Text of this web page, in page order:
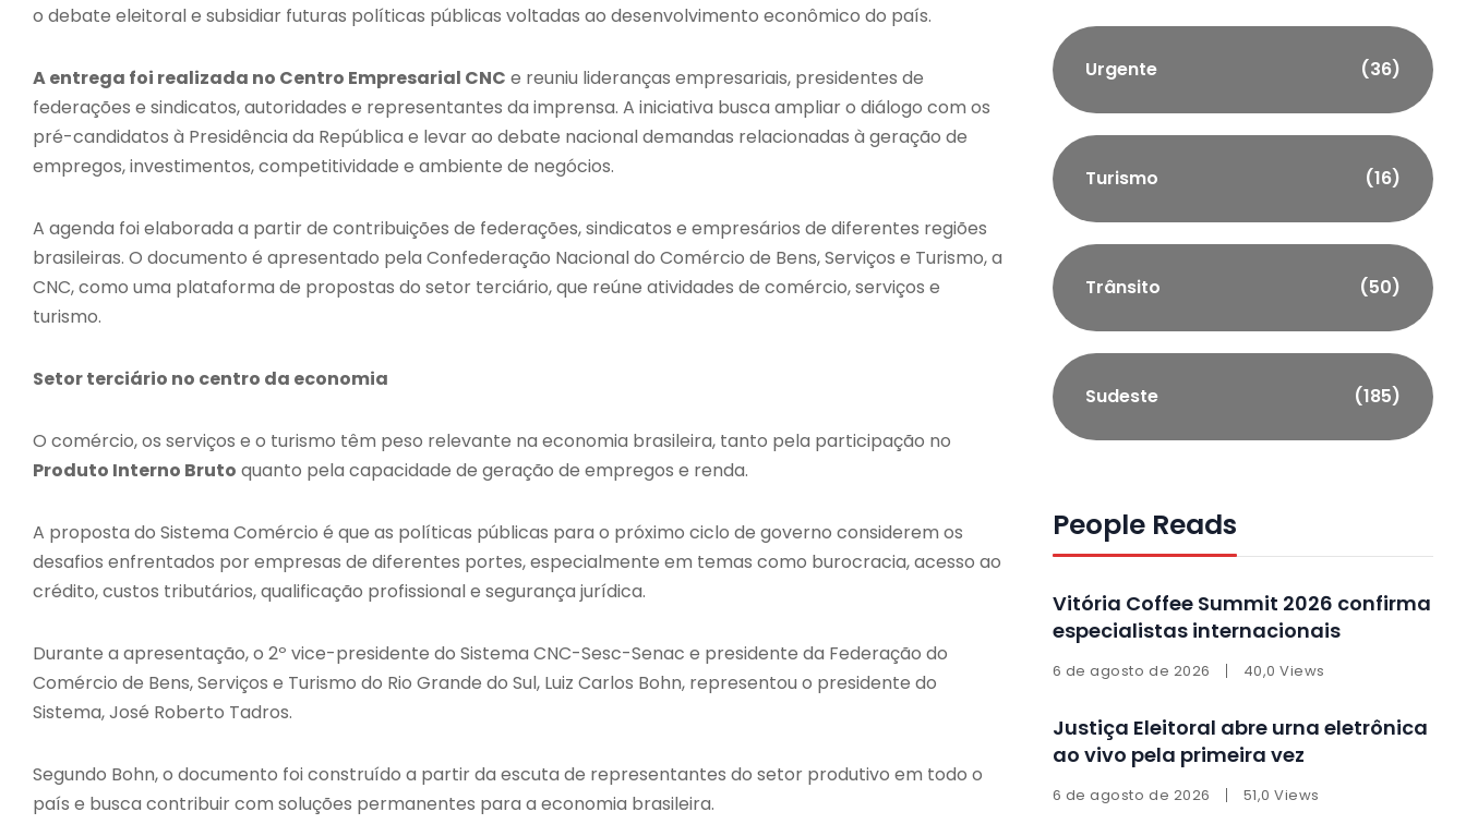
o debate eleitoral e subsidiar futuras políticas públicas voltadas ao desenvolvimento econômico do país.
A entrega foi realizada no Centro Empresarial CNC e reuniu lideranças empresariais, presidentes de
federações e sindicatos, autoridades e representantes da imprensa. A iniciativa busca ampliar o diálogo com os
pré-candidatos à Presidência da República e levar ao debate nacional demandas relacionadas à geração de
empregos, investimentos, competitividade e ambiente de negócios.
A agenda foi elaborada a partir de contribuições de federações, sindicatos e empresários de diferentes regiões
brasileiras. O documento é apresentado pela Confederação Nacional do Comércio de Bens, Serviços e Turismo, a
CNC, como uma plataforma de propostas do setor terciário, que reúne atividades de comércio, serviços e
turismo.
Setor terciário no centro da economia
O comércio, os serviços e o turismo têm peso relevante na economia brasileira, tanto pela participação no
Produto Interno Bruto quanto pela capacidade de geração de empregos e renda.
A proposta do Sistema Comércio é que as políticas públicas para o próximo ciclo de governo considerem os
desafios enfrentados por empresas de diferentes portes, especialmente em temas como burocracia, acesso ao
crédito, custos tributários, qualificação profissional e segurança jurídica.
Durante a apresentação, o 2º vice-presidente do Sistema CNC-Sesc-Senac e presidente da Federação do
Comércio de Bens, Serviços e Turismo do Rio Grande do Sul, Luiz Carlos Bohn, representou o presidente do
Sistema, José Roberto Tadros.
Segundo Bohn, o documento foi construído a partir da escuta de representantes do setor produtivo em todo o
país e busca contribuir com soluções permanentes para a economia brasileira.
Urgente (36)
Turismo (16)
Trânsito (50)
Sudeste (185)
People Reads
Vitória Coffee Summit 2026 confirma
especialistas internacionais
6 de agosto de 2026 40,0 Views
Justiça Eleitoral abre urna eletrônica
ao vivo pela primeira vez
6 de agosto de 2026 51,0 Views